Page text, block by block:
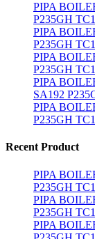
PIPA
P235GH TC1
PIPA
P235GH TC1
PIPA
P235GH
PIPA
SA192
PIPA
P235GH TC1
Recent Product
PIPA
P235GH TC1
PIPA
P235GH TC1
PIPA